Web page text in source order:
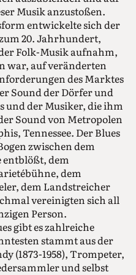
Musik anzustoßen.
entwickelte sich der
20. Jahrhundert,
Folk-Musik aufnahm,
war, auf veränderten
des Marktes
Sound der Dörfer und
und der Musiker, die ihm
Sound von Metropolen
Tennessee. Der Blues
zwischen dem
entblößt, dem
dem
dem Landstreicher
vereinigten sich all
Person.
gibt es zahlreiche
stammt aus der
(1873-1958), Trompeter,
und selbst